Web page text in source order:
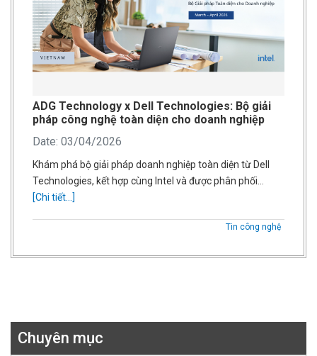
ADG Technology x Dell Technologies: Bộ giải
pháp công nghệ toàn diện cho doanh nghiệp
Date: 03/04/2026
Khám phá bộ giải pháp doanh nghiệp toàn diện từ Dell
Technologies, kết hợp cùng Intel và được phân phối…
[Chi tiết...]
Tin công nghệ
Chuyên mục